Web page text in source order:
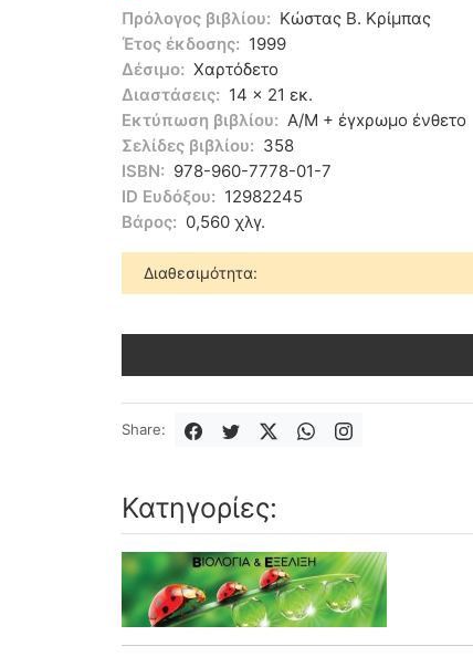
Πρόλογος βιβλίου: Κώστας Β. Κρίμπας
Έτος έκδοσης: 1999
Δέσιμο: Χαρτόδετο
Διαστάσεις: 14 x 21 εκ.
Εκτύπωση βιβλίου: Α/Μ + έγxρωμο ένθετο
Σελίδες βιβλίου: 358
ISBN: 978-960-7778-01-7
ID Ευδόξου: 12982245
Βάρος: 0,560 χλγ.
Διαθεσιμότητα:
Share:
Κατηγορίες: